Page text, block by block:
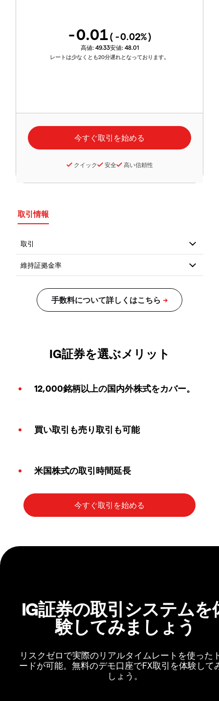
-0.01( -0.02%)
高値: 49.33安値: 48.01
レートは少なくとも20分遅れとなっております。
クイック 安全 高い信頼性
取引情報
IG証券を選ぶメリット
12,000銘柄以上の国内外株式をカバー。
買い取引も売り取引も可能
米国株式の取引時間延長
IG証券の取引システムを
験してみましょう
リスクゼロで実際のリアルタイムレートを使った
ードが可能。無料のデモ口座でFX取引を体験して
しょう。